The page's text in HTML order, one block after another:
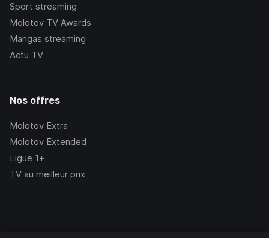
Sport streaming
Molotov TV Awards
Mangas streaming
Actu TV
Nos offres
Molotov Extra
Molotov Extended
Ligue 1+
TV au meilleur prix